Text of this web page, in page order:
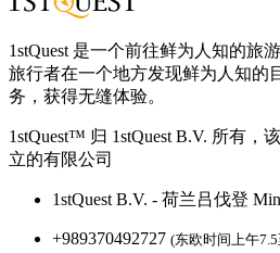
1stQuest 是一个前往鲜为人知的旅
旅行者在一个地方发现鲜为人知的
务，获得无缝体验。
1stQuest™ 归 1stQuest B.V. 所有，
立的有限公司
1stQuest B.V. - 荷兰吕伐登
+989370492727 (东欧时间上午